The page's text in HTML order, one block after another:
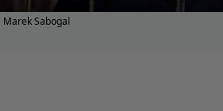
Marek Sabogal